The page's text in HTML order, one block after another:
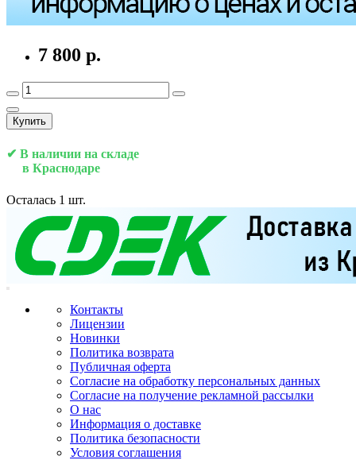
7 800 р.
Купить
✔ В наличии на складе
в Краснодаре
Осталась 1 шт.
Контакты
Лицензии
Новинки
Политика возврата
Публичная оферта
Согласие на обработку персональных данных
Согласие на получение рекламной рассылки
О нас
Информация о доставке
Политика безопасности
Условия соглашения